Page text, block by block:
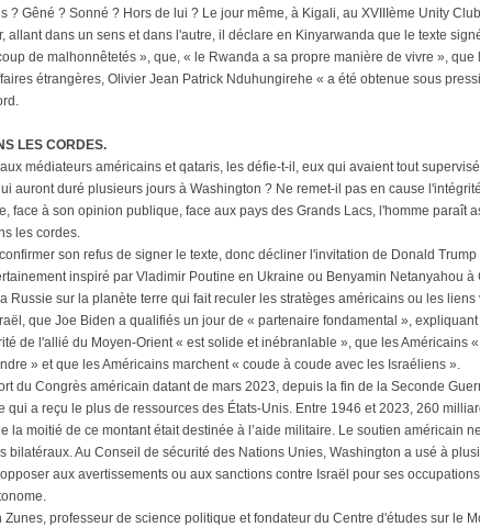
? Gêné ? Sonné ? Hors de lui ? Le jour même, à Kigali, au XVIIIème Unity
allant dans un sens et dans l'autre, il déclare en Kinyarwanda que le texte
de malhonnêtetés », que, « le Rwanda a sa propre manière de vivre », que
étrangères, Olivier Jean Patrick Nduhungirehe « a été obtenue sous
LES CORDES.
médiateurs américains et qataris, les défie-t-il, eux qui avaient tout
auront duré plusieurs jours à Washington ? Ne remet-il pas en cause
face à son opinion publique, face aux pays des Grands Lacs, l'homme paraît
les cordes.
son refus de signer le texte, donc décliner l'invitation de Donald Trump
inspiré par Vladimir Poutine en Ukraine ou Benyamin Netanyahou à
Russie sur la planète terre qui fait reculer les stratèges américains ou les
que Joe Biden a qualifiés un jour de « partenaire fondamental »,
de l'allié du Moyen-Orient « est solide et inébranlable », que les Américains «
» et que les Américains marchent « coude à coude avec les Israéliens ».
du Congrès américain datant de mars 2023, depuis la fin de la Seconde
qui a reçu le plus de ressources des États-Unis. Entre 1946 et 2023, 260
la moitié de ce montant était destinée à l’aide militaire. Le soutien américain
bilatéraux. Au Conseil de sécurité des Nations Unies, Washington a usé à
aux avertissements ou aux sanctions contre Israël pour ses
Zunes, professeur de science politique et fondateur du Centre d'études sur le